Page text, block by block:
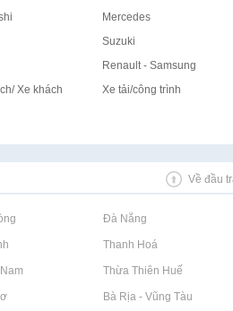
Mercedes
Suzuki
Renault - Samsung
Xe khách
Xe tải/công trình
Về đầu
Rao vặt tại Đà Nẵng
Rao vặt tại Thanh Hoá
Rao vặt tại Thừa Thiên Huế
Rao vặt tại Bà Rịa - Vũng Tàu